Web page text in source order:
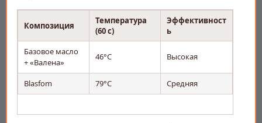
Композиция
Температура
(60 с)
Эффективност
ь
Базовое масло
+ «Валена»
46°С Высокая
Blasfom 79°С Средняя